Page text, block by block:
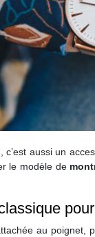
c’est aussi un
le modèle de
au